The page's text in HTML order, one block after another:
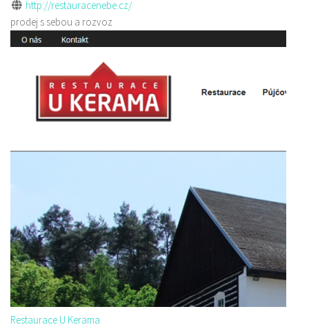
http://restauracenebe.cz/
prodej s sebou a rozvoz
Restaurace U Kerama